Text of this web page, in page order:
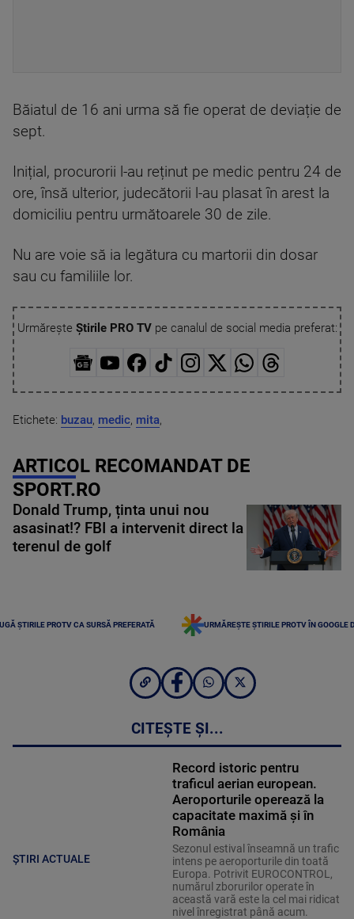
Băiatul de 16 ani urma să fie operat de deviație de
sept.
Inițial, procurorii l-au reținut pe medic pentru 24 de
ore, însă ulterior, judecătorii l-au plasat în arest la
domiciliu pentru următoarele 30 de zile.
Nu are voie să ia legătura cu martorii din dosar
sau cu familiile lor.
Urmărește Știrile PRO TVpe canalul de social media preferat:
Etichete: buzau, medic, mita,
ARTICOL RECOMANDAT DE
SPORT.RO
Donald Trump, ținta unui nou
asasinat!? FBI a intervenit direct la
terenul de golf
ȘTIRILE PROTV CA SURSĂ PREFERATĂ URMĂREȘTE ȘTIRILE PROTV ÎN GOOGLE
CITEȘTE ȘI...
ȘTIRI ACTUALE
Record istoric pentru
traficul aerian european.
Aeroporturile operează la
capacitate maximă și în
România
Sezonul estival înseamnă un trafic
intens pe aeroporturile din toată
Europa. Potrivit EUROCONTROL,
numărul zborurilor operate în
această vară este la cel mai ridicat
nivel înregistrat până acum.